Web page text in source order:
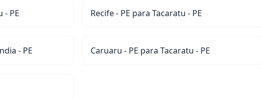
- PE Recife - PE para Tacaratu - PE
- PE Caruaru - PE para Tacaratu - PE